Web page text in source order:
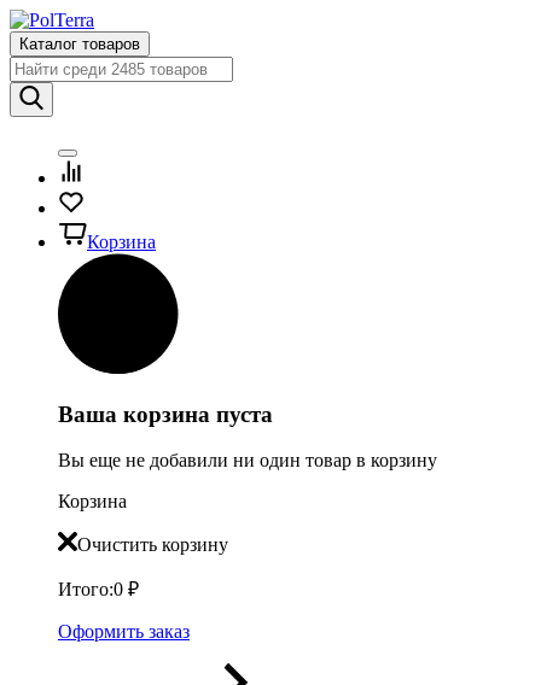
Каталог товаров
Корзина
Ваша корзина пуста
Вы еще не добавили ни один товар в корзину
Корзина
Очистить корзину
Итого:0 ₽
Оформить заказ